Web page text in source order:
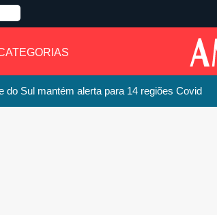
do Sul mantém alerta para 14 regiões Covid